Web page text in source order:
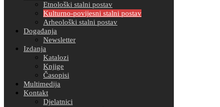
Etnološki stalni postav
Kulturno-povijesni stalni postav
Arheološki stalni postav
Događanja
Newsletter
Izdanja
Katalozi
Knjige
Časopisi
Multimedija
Kontakt
Djelatnici